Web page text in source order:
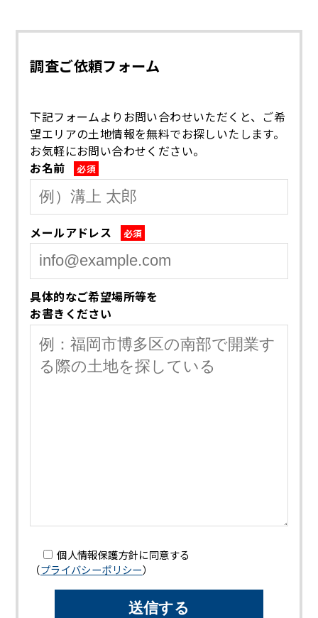
調査ご依頼フォーム
下記フォームよりお問い合わせいただくと、ご希
望エリアの土地情報を無料でお探しいたします。
お気軽にお問い合わせください。
お名前
必須
メールアドレス 必須
具体的なご希望場所等を
お書きください
個人情報保護方針に同意する
（プライバシーポリシー）